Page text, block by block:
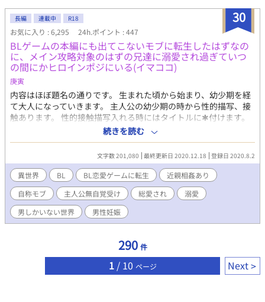
30
長編 連載中 R18
お気に入り : 6,295 24h.ポイント : 447
BLゲームの本編にも出てこないモブに転生したはずなの
に、メイン攻略対象のはずの兄達に溺愛され過ぎていつ
の間にかヒロインポジにいる(イマココ)
庚寅
内容はほぼ題名の通りです。 生まれた頃から始まり、幼少期を経
て大人になっていきます。 主人公の幼少期の時から性的描写、接
触あります。 性的接触描写入れる時にはタイトルに✱付けます。
苦手な方ご注意ください。 残酷描写タグは保険です。 良くある話
のアレコレ。 世界観からしてご都合主義全開です。 大した山も谷
もなく、周囲からただただ溺愛されるだけの話になることでしょ
う(今の所それしか予定なし) ご都合溺愛苦労なしチート人生系が
読みたい、好きという方以外は面白みないと思われます! ストーリ
ーに意味を求める方もUターンをオススメしますm(_ _)m 勢いの
まま書くので、文章や言い回し可笑しくても脳内変換したりスル
ーしてやってください(重要) どうしてもそういうの気になる方は
回れ右推奨。 誤字や文章おかしいなって読み返して気がついたら
抜きのみの為の勢いでの作品。 基本の流れも作風も軽ーい感じの
設定も軽ーい感じの、主人公無自覚総愛され溺愛モノです。 近親
相姦なので苦手な方はお気をつけください。 何かあればまた追記
します。 更新は不定期です。 なろう様のムーンライトノベルズで
続きを読む
文字数 201,080 最終更新日 2020.12.18 登録日 2020.8.2
異世界 BL BL恋愛ゲームに転生
近親相姦あり
自称モブ
主人公無自覚受け 総愛され
溺愛
男しかいない世界
男性妊娠
290 件
1/ 10 ページ Next